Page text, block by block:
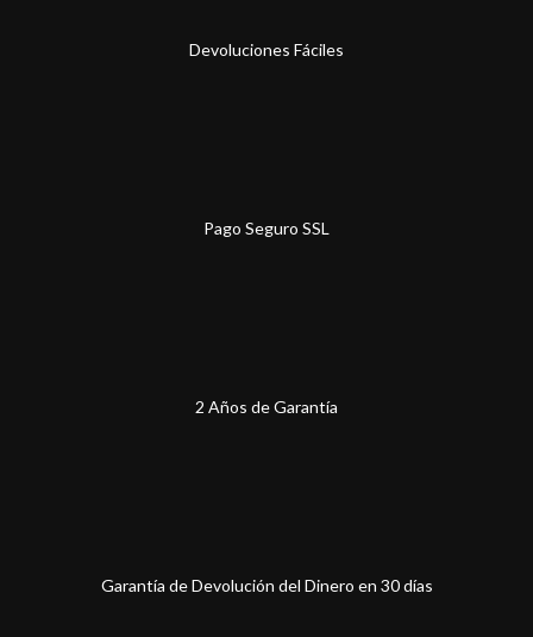
Devoluciones Fáciles
Pago Seguro SSL
2 Años de Garantía
Garantía de Devolución del Dinero en 30 días